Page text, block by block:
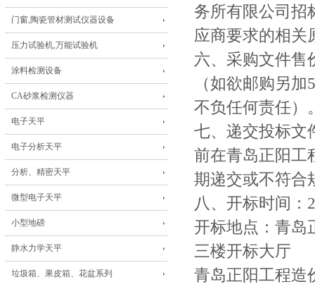
门窗,陶瓷管材测试仪器设备
压力试验机,万能试验机
涂料检测设备
CA砂浆检测仪器
电子天平
电子分析天平
分析、精密天平
微型电子天平
小型地磅
静水力学天平
垃圾箱、果皮箱、花盆系列
务所有限公司招
应商要求的相关
六、采购文件售
（如欲邮购另
不负任何责任）
七、递交投标文
前在青岛正阳工
期递交或不符合
八、开标时间：
开标地点：青岛
三楼开标大厅
青岛正阳工程造